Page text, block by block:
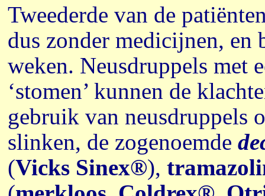
Tweederde van de
dus zonder medicijnen, en
weken. Neusdruppels met
‘stomen’ kunnen de
gebruik van neusdruppels
slinken, de zogenoemde
(Vicks Sinex®),